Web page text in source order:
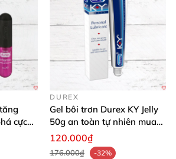
cực
DUREX
Gel bôi trơn Durex KY Jelly
50g an toàn tự nhiên mua
ngay
120.000₫
176.000₫
-32%